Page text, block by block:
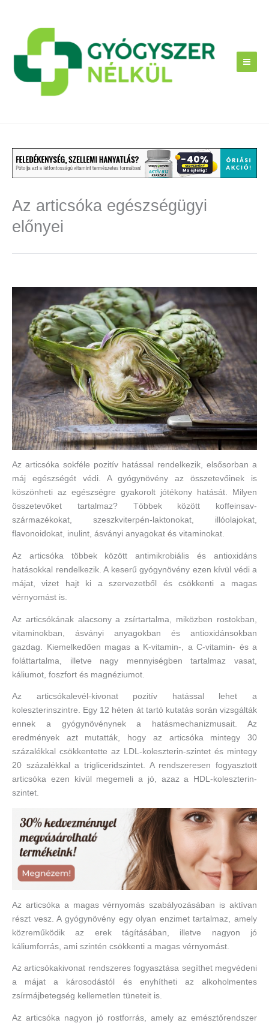
Az articsóka egészségügyi
előnyei
Az articsóka sokféle pozitív hatással rendelkezik, elsősorban a
máj egészségét védi. A gyógynövény az összetevőinek is
köszönheti az egészségre gyakorolt jótékony hatását. Milyen
összetevőket tartalmaz? Többek között koffeinsav-
származékokat, szeszkviterpén-laktonokat, illóolajokat,
flavonoidokat, inulint, ásványi anyagokat és vitaminokat.
Az articsóka többek között antimikrobiális és antioxidáns
hatásokkal rendelkezik. A keserű gyógynövény ezen kívül védi a
májat, vizet hajt ki a szervezetből és csökkenti a magas
vérnyomást is.
Az articsókának alacsony a zsírtartalma, miközben rostokban,
vitaminokban, ásványi anyagokban és antioxidánsokban
gazdag. Kiemelkedően magas a K-vitamin-, a C-vitamin- és a
foláttartalma, illetve nagy mennyiségben tartalmaz vasat,
káliumot, foszfort és magnéziumot.
Az articsókalevél-kivonat pozitív hatással lehet a
koleszterinszintre. Egy 12 héten át tartó kutatás során vizsgálták
ennek a gyógynövénynek a hatásmechanizmusait. Az
eredmények azt mutatták, hogy az articsóka mintegy 30
százalékkal csökkentette az LDL-koleszterin-szintet és mintegy
20 százalékkal a trigliceridszintet. A rendszeresen fogyasztott
articsóka ezen kívül megemeli a jó, azaz a HDL-koleszterin-
szintet.
Az articsóka a magas vérnyomás szabályozásában is aktívan
részt vesz. A gyógynövény egy olyan enzimet tartalmaz, amely
közreműködik az erek tágításában, illetve nagyon jó
káliumforrás, ami szintén csökkenti a magas vérnyomást.
Az articsókakivonat rendszeres fogyasztása segíthet megvédeni
a májat a károsodástól és enyhítheti az alkoholmentes
zsírmájbetegség kellemetlen tüneteit is.
Az articsóka nagyon jó rostforrás, amely az emésztőrendszer